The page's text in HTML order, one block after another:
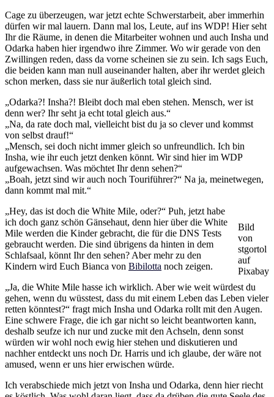
Cage zu überzeugen, war jetzt echte Schwerstarbeit, aber immerhin
dürfen wir mal lauern. Dann mal los, Leute, auf ins WDP! Hier seht
Ihr die Räume, in denen die Mitarbeiter wohnen und auch Insha und
Odarka haben hier irgendwo ihre Zimmer. Wo wir gerade von den
Zwillingen reden, dass da vorne scheinen sie zu sein. Ich sags Euch,
die beiden kann man null auseinander halten, aber ihr werdet gleich
schon merken, dass sie nur äußerlich total gleich sind.
„Odarka?! Insha?! Bleibt doch mal eben stehen. Mensch, wer ist
denn wer? Ihr seht ja echt total gleich aus.“
„Na, da rate doch mal, vielleicht bist du ja so clever und kommst
von selbst drauf!“
„Mensch, sei doch nicht immer gleich so unfreundlich. Ich bin
Insha, wie ihr euch jetzt denken könnt. Wir sind hier im WDP
aufgewachsen. Was möchtet Ihr denn sehen?“
„Boah, jetzt sind wir auch noch Touriführer?“ Na ja, meinetwegen,
dann kommt mal mit.“
Bild
von
stgortol
auf
Pixabay
„Hey, das ist doch die White Mile, oder?“ Puh, jetzt habe
ich doch ganz schön Gänsehaut, denn hier über die White
Mile werden die Kinder gebracht, die für die DNS Tests
gebraucht werden. Die sind übrigens da hinten in dem
Schlafsaal, könnt Ihr den sehen? Aber mehr zu den
Kindern wird Euch Bianca von Bibilotta noch zeigen.
„Ja, die White Mile hasse ich wirklich. Aber wie weit würdest du
gehen, wenn du wüsstest, dass du mit einem Leben das Leben vieler
retten könntest?“ fragt mich Insha und Odarka rollt mit den Augen.
Eine schwere Frage, die ich gar nicht so leicht beantworten kann,
deshalb seufze ich nur und zucke mit den Achseln, denn sonst
würden wir wohl noch ewig hier stehen und diskutieren und
nachher entdeckt uns noch Dr. Harris und ich glaube, der wäre not
amused, wenn er uns hier erwischen würde.
Ich verabschiede mich jetzt von Insha und Odarka, denn hier riecht